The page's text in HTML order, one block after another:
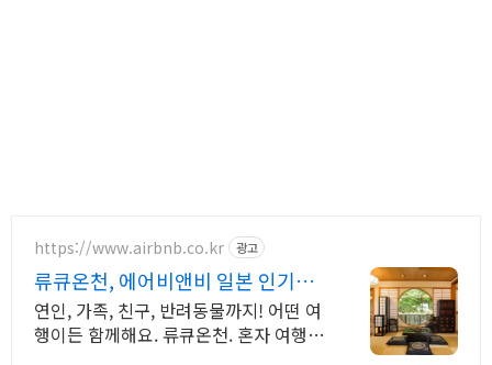
https://www.airbnb.co.kr 광고
류큐온천, 에어비앤비 일본 인기숙
소 둘러보기
연인, 가족, 친구, 반려동물까지! 어떤 여
행이든 함께해요. 류큐온천. 혼자 여행,